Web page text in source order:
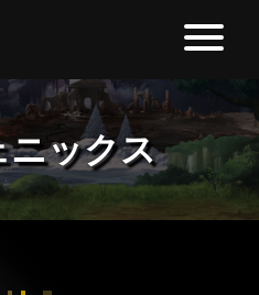
ニックス